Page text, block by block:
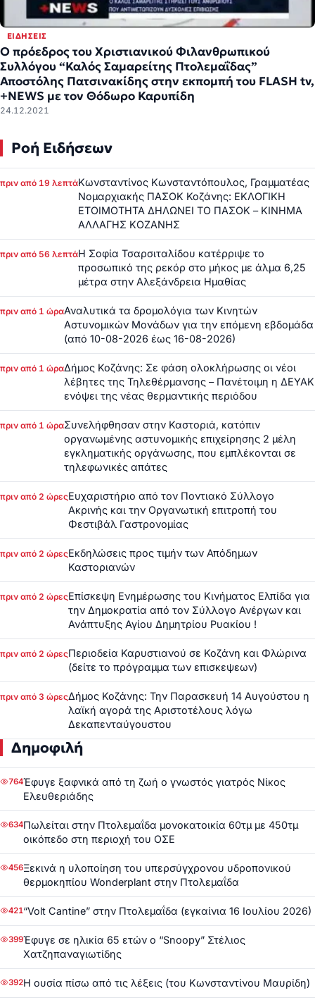
ΕΙΔΉΣΕΙΣ
Ο πρόεδρος του Χριστιανικού Φιλανθρωπικού
Συλλόγου “Καλός Σαμαρείτης Πτολεμαΐδας”
Αποστόλης Πατσινακίδης στην εκπομπή του FLASH tv,
+NEWS με τον Θόδωρο Καρυπίδη
24.12.2021
Ροή Ειδήσεων
πριν από 19 λεπτάΚωνσταντίνος Κωνσταντόπουλος, Γραμματέας
Νομαρχιακής ΠΑΣΟΚ Κοζάνης: ΕΚΛΟΓΙΚΗ
ΕΤΟΙΜΟΤΗΤΑ ΔΗΛΩΝΕΙ ΤΟ ΠΑΣΟΚ – ΚΙΝΗΜΑ
ΑΛΛΑΓΗΣ ΚΟΖΑΝΗΣ
πριν από 56 λεπτάΗ Σοφία Τσαρσιταλίδου κατέρριψε το
προσωπικό της ρεκόρ στο μήκος με άλμα 6,25
μέτρα στην Αλεξάνδρεια Ημαθίας
πριν από 1 ώραΑναλυτικά τα δρομολόγια των Κινητών
Αστυνομικών Μονάδων για την επόμενη εβδομάδα
(από 10-08-2026 έως 16-08-2026)
πριν από 1 ώραΔήμος Κοζάνης: Σε φάση ολοκλήρωσης οι νέοι
λέβητες της Τηλεθέρμανσης – Πανέτοιμη η ΔΕΥΑΚ
ενόψει της νέας θερμαντικής περιόδου
πριν από 1 ώραΣυνελήφθησαν στην Καστοριά, κατόπιν
οργανωμένης αστυνομικής επιχείρησης 2 μέλη
εγκληματικής οργάνωσης, που εμπλέκονται σε
τηλεφωνικές απάτες
πριν από 2 ώρεςΕυχαριστήριο από τον Ποντιακό Σύλλογο
Ακρινής και την Οργανωτική επιτροπή του
Φεστιβάλ Γαστρονομίας
πριν από 2 ώρεςΕκδηλώσεις προς τιμήν των Απόδημων
Καστοριανών
πριν από 2 ώρεςΕπίσκεψη Ενημέρωσης του Κινήματος Ελπίδα για
την Δημοκρατία από τον Σύλλογο Ανέργων και
Ανάπτυξης Αγίου Δημητρίου Ρυακίου !
πριν από 2 ώρεςΠεριοδεία Καρυστιανού σε Κοζάνη και Φλώρινα
(δείτε το πρόγραμμα των επισκεψεων)
πριν από 3 ώρεςΔήμος Κοζάνης: Την Παρασκευή 14 Αυγούστου η
λαϊκή αγορά της Αριστοτέλους λόγω
Δεκαπενταύγουστου
Δημοφιλή
764Έφυγε ξαφνικά από τη ζωή ο γνωστός γιατρός Νίκος
Ελευθεριάδης
634Πωλείται στην Πτολεμαΐδα μονοκατοικία 60τμ με 450τμ
οικόπεδο στη περιοχή του ΟΣΕ
456Ξεκινά η υλοποίηση του υπερσύγχρονου υδροπονικού
θερμοκηπίου Wonderplant στην Πτολεμαΐδα
421“Volt Cantine” στην Πτολεμαΐδα (εγκαίνια 16 Ιουλίου 2026)
399Έφυγε σε ηλικία 65 ετών ο “Snoopy” Στέλιος
Χατζηπαναγιωτίδης
392Η ουσία πίσω από τις λέξεις (του Κωνσταντίνου Μαυρίδη)